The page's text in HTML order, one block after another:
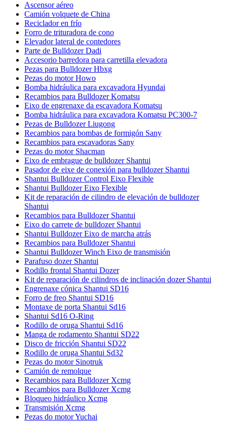
Ascensor aéreo
Camión volquete de China
Reciclador en frío
Forro de trituradora de cono
Elevador lateral de contedores
Parte de Bulldozer Dadi
Accesorio barredora para carretilla elevadora
Pezas para Bulldozer Hbxg
Pezas do motor Howo
Bomba hidráulica para excavadora Hyundai
Recambios para Bulldozer Komatsu
Eixo de engrenaxe da escavadora Komatsu
Bomba hidráulica para excavadora Komatsu PC300-7
Pezas de Bulldozer Liugong
Recambios para bombas de formigón Sany
Recambios para escavadoras Sany
Pezas do motor Shacman
Eixo de embrague de bulldozer Shantui
Pasador de eixe de conexión para bulldozer Shantui
Shantui Bulldozer Control Eixo Flexible
Shantui Bulldozer Eixo Flexible
Kit de reparación de cilindro de elevación de bulldozer
Shantui
Recambios para Bulldozer Shantui
Eixo do carrete de bulldozer Shantui
Shantui Bulldozer Eixo de marcha atrás
Recambios para Bulldozer Shantui
Shantui Bulldozer Winch Eixo de transmisión
Parafuso dozer Shantui
Rodillo frontal Shantui Dozer
Kit de reparación de cilindros de inclinación dozer Shantui
Engrenaxe cónica Shantui SD16
Forro de freo Shantui SD16
Montaxe de porta Shantui Sd16
Shantui Sd16 O-Ring
Rodillo de oruga Shantui Sd16
Manga de rodamento Shantui SD22
Disco de fricción Shantui SD22
Rodillo de oruga Shantui Sd32
Pezas do motor Sinotruk
Camión de remolque
Recambios para Bulldozer Xcmg
Recambios para Bulldozer Xcmg
Bloqueo hidráulico Xcmg
Transmisión Xcmg
Pezas do motor Yuchai